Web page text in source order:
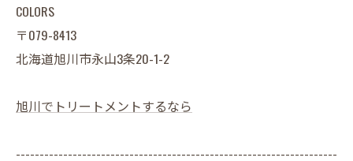
COLORS
〒079-8413
北海道旭川市永山3条20-1-2
旭川でトリートメントするなら
--------------------------------------------------------------------